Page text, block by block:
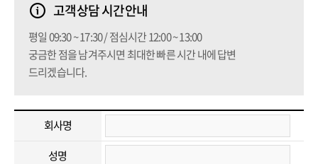
고객상담 시간안내
평일 09:30 ~ 17:30 / 점심시간 12:00 ~ 13:00
궁금한 점을 남겨주시면 최대한 빠른 시간 내에 답변
드리겠습니다.
회사명
성명